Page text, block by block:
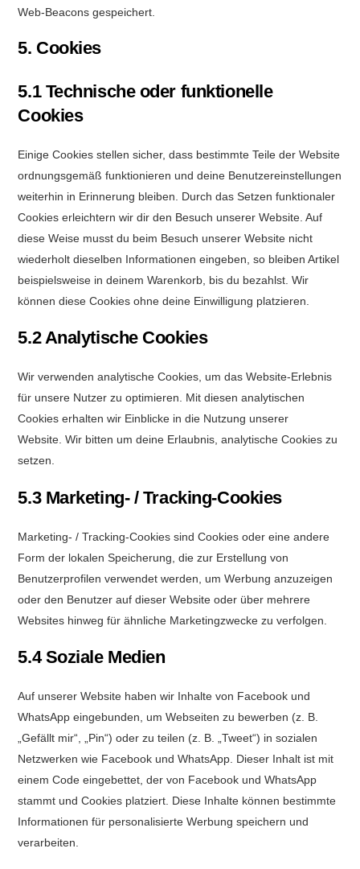
Web-Beacons gespeichert.
5. Cookies
5.1 Technische oder funktionelle
Cookies
Einige Cookies stellen sicher, dass bestimmte Teile der Website
ordnungsgemäß funktionieren und deine Benutzereinstellungen
weiterhin in Erinnerung bleiben. Durch das Setzen funktionaler
Cookies erleichtern wir dir den Besuch unserer Website. Auf
diese Weise musst du beim Besuch unserer Website nicht
wiederholt dieselben Informationen eingeben, so bleiben Artikel
beispielsweise in deinem Warenkorb, bis du bezahlst. Wir
können diese Cookies ohne deine Einwilligung platzieren.
5.2 Analytische Cookies
Wir verwenden analytische Cookies, um das Website-Erlebnis
für unsere Nutzer zu optimieren. Mit diesen analytischen
Cookies erhalten wir Einblicke in die Nutzung unserer
Website. Wir bitten um deine Erlaubnis, analytische Cookies zu
setzen.
5.3 Marketing- / Tracking-Cookies
Marketing- / Tracking-Cookies sind Cookies oder eine andere
Form der lokalen Speicherung, die zur Erstellung von
Benutzerprofilen verwendet werden, um Werbung anzuzeigen
oder den Benutzer auf dieser Website oder über mehrere
Websites hinweg für ähnliche Marketingzwecke zu verfolgen.
5.4 Soziale Medien
Auf unserer Website haben wir Inhalte von Facebook und
WhatsApp eingebunden, um Webseiten zu bewerben (z. B.
„Gefällt mir“, „Pin“) oder zu teilen (z. B. „Tweet“) in sozialen
Netzwerken wie Facebook und WhatsApp. Dieser Inhalt ist mit
einem Code eingebettet, der von Facebook und WhatsApp
stammt und Cookies platziert. Diese Inhalte können bestimmte
Informationen für personalisierte Werbung speichern und
verarbeiten.